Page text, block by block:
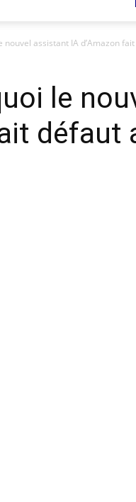
nouvel assistant IA d’Amazon
le
défaut